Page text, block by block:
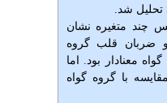
چند متغیره نشان
ضربان قلب گروه
معنادار بود. اما
با گروه گواه